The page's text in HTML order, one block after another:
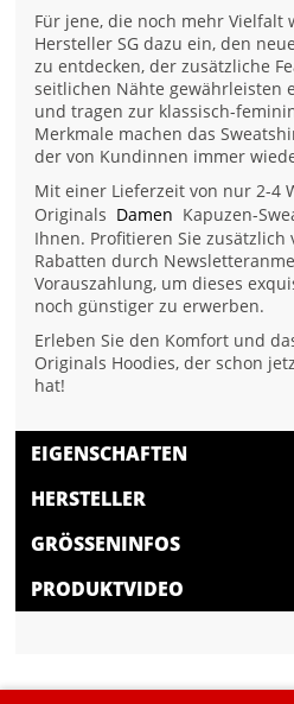
Für jene, die noch mehr Vielfalt
Hersteller SG dazu ein, den
zu entdecken, der zusätzliche
seitlichen Nähte gewährleisten
und tragen zur klassisch-
Merkmale machen das
der von Kundinnen immer
Mit einer Lieferzeit von nur 2-4
Originals Damen Kapuzen-
Ihnen. Profitieren Sie
Rabatten durch
Vorauszahlung, um dieses
noch günstiger zu erwerben.
Erleben Sie den Komfort und
Originals Hoodies, der schon
hat!
EIGENSCHAFTEN
HERSTELLER
GRÖSSENINFOS
PRODUKTVIDEO